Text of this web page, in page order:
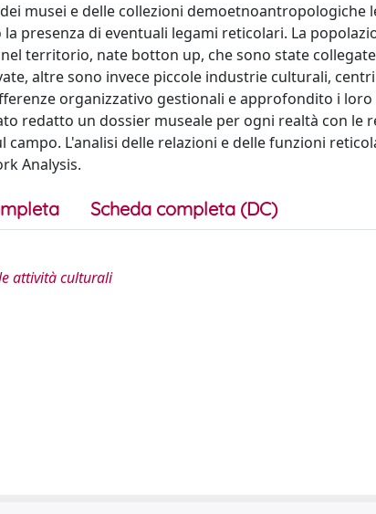
musei e delle collezioni demoetnoantropologiche
presenza di eventuali legami reticolari. La
territorio, nate botton up, che sono state
altre sono invece piccole industrie culturali,
organizzativo gestionali e approfondito i
redatto un dossier museale per ogni realtà con le
L'analisi delle relazioni e delle funzioni
Analysis.
Scheda completa (DC)
attività culturali